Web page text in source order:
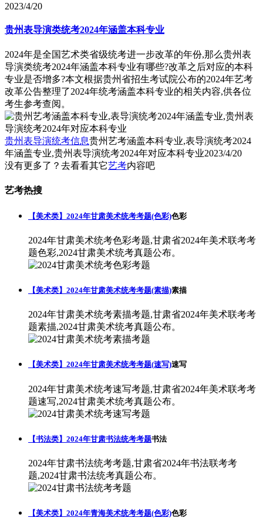
2023/4/20
贵州表导演类统考2024年涵盖本科专业
2024年是全国艺术类省级统考进一步改革的年份,那么贵州表
导演类统考2024年涵盖本科专业有哪些?改革之后对应的本科
专业是否增多?本文根据贵州省招生考试院公布的2024年艺考
改革公告整理了2024年统考涵盖本科专业的相关内容,供各位
考生参考查阅。
贵州表导演统考信息贵州艺考涵盖本科专业,表导演统考2024
年涵盖专业,贵州表导演统考2024年对应本科专业2023/4/20
没有更多了？去看看其它艺考内容吧
艺考热搜
【美术类】2024年甘肃美术统考考题(色彩)色彩
2024年甘肃美术统考色彩考题,甘肃省2024年美术联考考
题色彩,2024甘肃美术统考真题公布。
【美术类】2024年甘肃美术统考考题(素描)素描
2024年甘肃美术统考素描考题,甘肃省2024年美术联考考
题素描,2024甘肃美术统考真题公布。
【美术类】2024年甘肃美术统考考题(速写)速写
2024年甘肃美术统考速写考题,甘肃省2024年美术联考考
题速写,2024甘肃美术统考真题公布。
【书法类】2024年甘肃书法统考考题书法
2024年甘肃书法统考考题,甘肃省2024年书法联考考
题,2024甘肃书法统考真题公布。
【美术类】2024年青海美术统考考题(色彩)色彩